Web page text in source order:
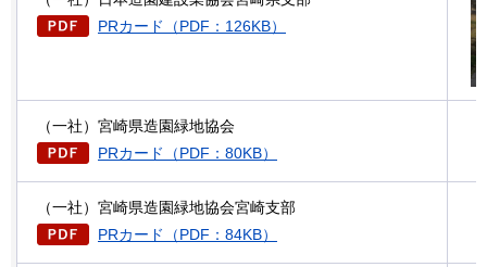
PRカード（PDF：126KB）
（一社）宮崎県造園緑地協会
PRカード（PDF：80KB）
（一社）宮崎県造園緑地協会宮崎支部
PRカード（PDF：84KB）